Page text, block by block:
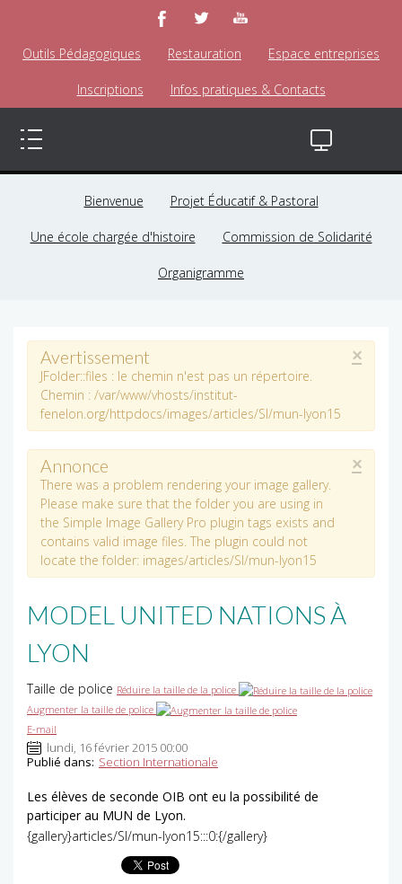
Outils Pédagogiques Restauration Espace entreprises
Inscriptions Infos pratiques & Contacts
Bienvenue Projet Éducatif & Pastoral
Une école chargée d'histoire Commission de Solidarité
Organigramme
×
Avertissement
JFolder::files : le chemin n'est pas un répertoire.
Chemin : /var/www/vhosts/institut-
fenelon.org/httpdocs/images/articles/SI/mun-lyon15
×
Annonce
There was a problem rendering your image gallery.
Please make sure that the folder you are using in
the Simple Image Gallery Pro plugin tags exists and
contains valid image files. The plugin could not
locate the folder: images/articles/SI/mun-lyon15
MODEL UNITED NATIONS À
LYON
Taille de police Réduire la taille de la police
Augmenter la taille de police
E-mail
lundi, 16 février 2015 00:00
Publié dans: Section Internationale
Les élèves de seconde OIB ont eu la possibilité de
participer au MUN de Lyon.
{gallery}articles/SI/mun-lyon15:::0:{/gallery}